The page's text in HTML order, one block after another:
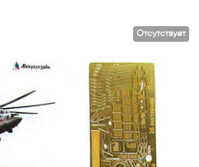
Отсутствует